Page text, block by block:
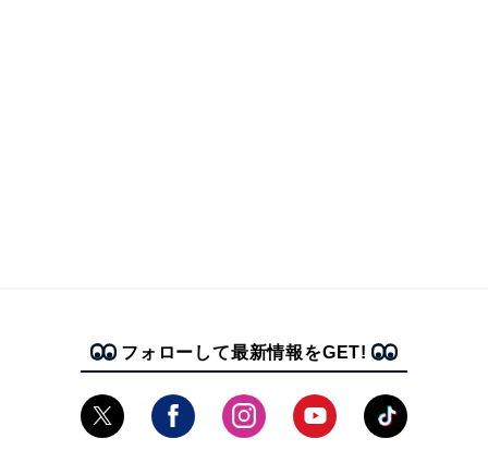
フォローして最新情報をGET!